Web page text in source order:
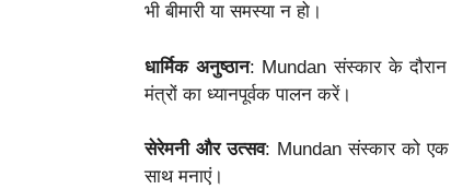
भी बीमारी या समस्या न हो।
धार्मिक अनुष्ठान: Mundan संस्कार के दौरान
मंत्रों का ध्यानपूर्वक पालन करें।
सेरेमनी और उत्सव: Mundan संस्कार को
साथ मनाएं।